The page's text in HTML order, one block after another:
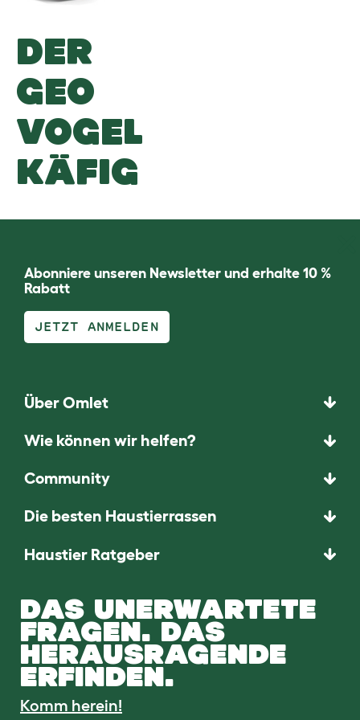
DER
GEO
VOGEL
KÄFIG
Abonniere unseren Newsletter und erhalte 10 %
Rabatt
JETZT ANMELDEN
Über Omlet
Wie können wir helfen?
Community
Die besten Haustierrassen
Haustier Ratgeber
DAS UNERWARTETE
FRAGEN. DAS
HERAUSRAGENDE
ERFINDEN.
Komm herein!